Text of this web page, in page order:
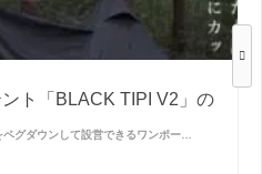
ト「BLACK TIPI V2」の
グダウンして設営できるワンポー…